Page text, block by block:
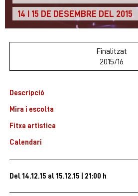
14 I 15 DE DESEMBRE DEL 2015
Finalitzat
2015/16
Descripció
Mira i escolta
Fitxa artística
Calendari
Del 14.12.15 al 15.12.15 21:00 h